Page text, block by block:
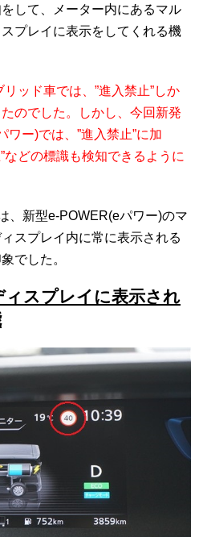
して、メーター内にあるマル
プレイに表示をしてくれる機
ッド車では、”進入禁止”しか
のでした。しかし、今回新発
ー)では、”進入禁止”に加
などの標識も検知できるように
、新型e-POWER(eパワー)のマ
スプレイ内に常に表示される
でした。
ィスプレイに表示され